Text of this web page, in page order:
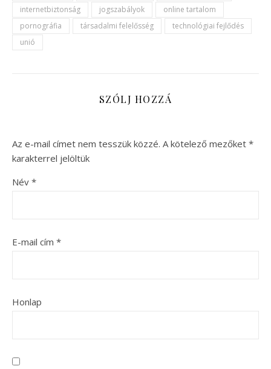
internetbiztonság
jogszabályok
online tartalom
pornográfia
társadalmi felelősség
technológiai fejlődés
unió
SZÓLJ HOZZÁ
Az e-mail címet nem tesszük közzé. A kötelező mezőket *
karakterrel jelöltük
Név *
E-mail cím *
Honlap